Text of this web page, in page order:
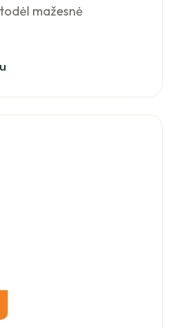
mažesnė